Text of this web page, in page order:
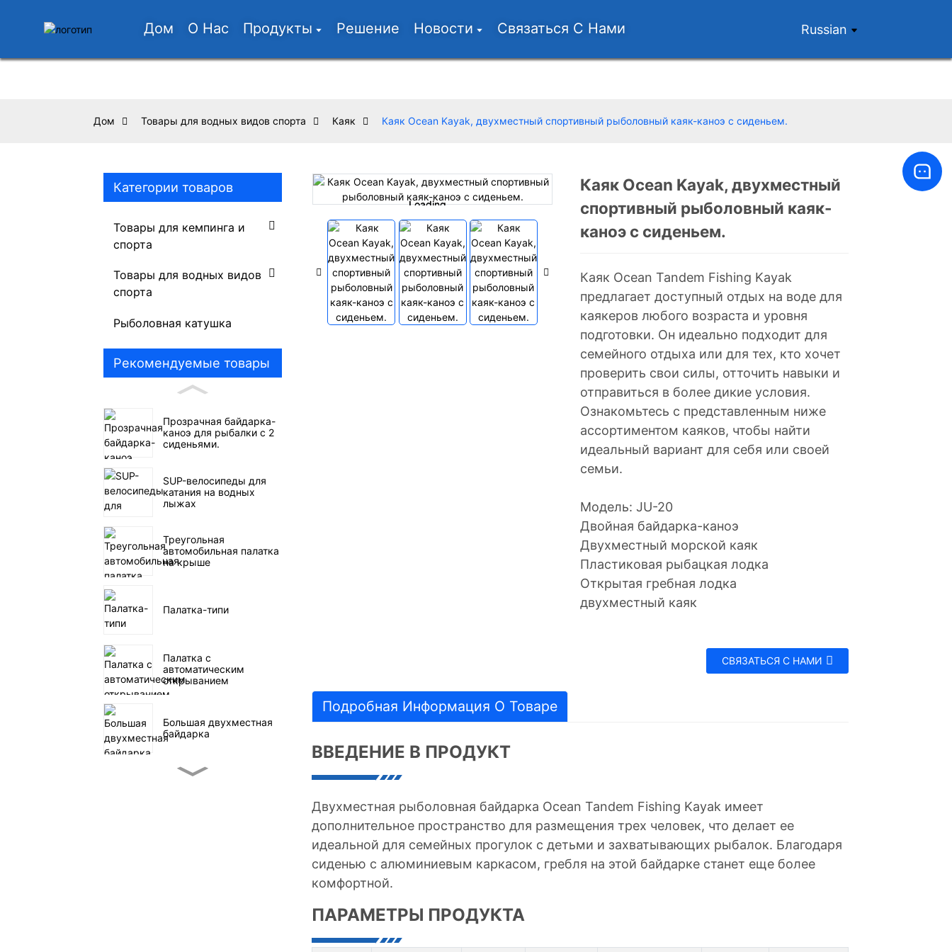
Дом О Нас Продукты Решение Новости Связаться С Нами Russian
Дом Товары для водных видов спорта Каяк Каяк Ocean Kayak, двухместный спортивный рыболовный каяк-каноэ с сиденьем.
Категории товаров
Товары для кемпинга и
спорта
Товары для водных видов
спорта
Рыболовная катушка
Рекомендуемые товары
Прозрачная байдарка-
каноэ для рыбалки с 2
сиденьями.
SUP-велосипеды для
катания на водных
лыжах
Треугольная
автомобильная палатка
на крыше
Палатка-типи
Палатка с
автоматическим
открыванием
Большая двухместная
байдарка
Небольшая байдарка
Loading...
Loading... Loading...
Loading... Loading...
Loading...
Каяк Ocean Kayak, двухместный
спортивный рыболовный каяк-
каноэ с сиденьем.
Каяк Ocean Tandem Fishing Kayak
предлагает доступный отдых на воде для
каякеров любого возраста и уровня
подготовки. Он идеально подходит для
семейного отдыха или для тех, кто хочет
проверить свои силы, отточить навыки и
отправиться в более дикие условия.
Ознакомьтесь с представленным ниже
ассортиментом каяков, чтобы найти
идеальный вариант для себя или своей
семьи.
Модель: JU-20
Двойная байдарка-каноэ
Двухместный морской каяк
Пластиковая рыбацкая лодка
Открытая гребная лодка
двухместный каяк
СВЯЗАТЬСЯ С НАМИ
Подробная Информация О Товаре
ВВЕДЕНИЕ В ПРОДУКТ
Двухместная рыболовная байдарка Ocean Tandem Fishing Kayak имеет
дополнительное пространство для размещения трех человек, что делает ее
идеальной для семейных прогулок с детьми и захватывающих рыбалок. Благодаря
сиденью с алюминиевым каркасом, гребля на этой байдарке станет еще более
комфортной.
ПАРАМЕТРЫ ПРОДУКТА